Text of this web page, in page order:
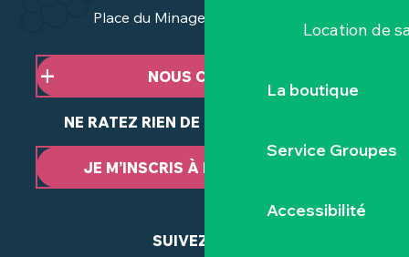
Location de
La boutique
Service Groupes
Accessibilité
Place du Minage - 44190 Clisson
NOUS CONTACTER
NE RATEZ RIEN DE NOTRE ACTUALITÉ
JE M’INSCRIS À LA NEWSLETTER
SUIVEZ-NOUS